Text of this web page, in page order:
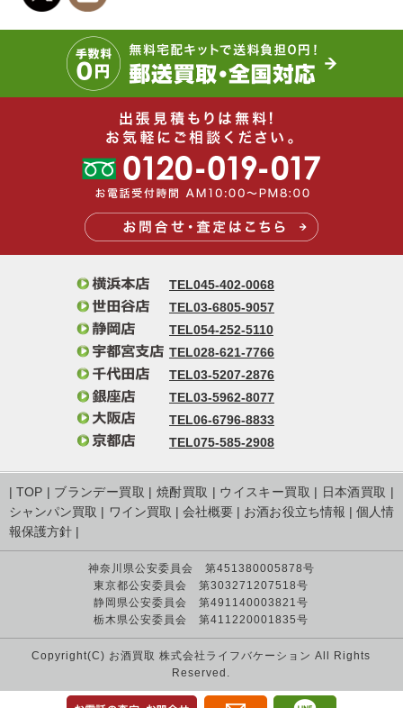
TEL045-402-0068
TEL03-6805-9057
TEL054-252-5110
TEL028-621-7766
TEL03-5207-2876
TEL03-5962-8077
TEL06-6796-8833
TEL075-585-2908
|TOP | ブランデー買取 | 焼酎買取 | ウイスキー買取 | 日本酒買取 |
シャンパン買取 | ワイン買取 | 会社概要 | お酒お役立ち情報 | 個人情
報保護方針 |
神奈川県公安委員会 第451380005878号
東京都公安委員会 第303271207518号
静岡県公安委員会 第491140003821号
栃木県公安委員会 第411220001835号
Copyright(C) お酒買取 株式会社ライフバケーション All Rights
Reserved.